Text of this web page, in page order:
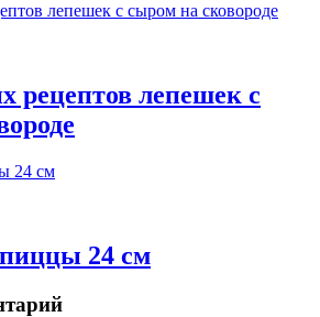
рецептов лепешек с
24 см